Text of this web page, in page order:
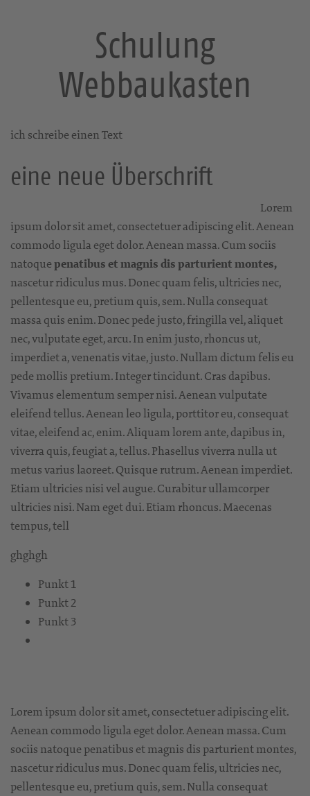
Schulung
Webbaukasten
ich schreibe einen Text
eine neue Überschrift
Lorem
ipsum dolor sit amet, consectetuer adipiscing elit. Aenean
commodo ligula eget dolor. Aenean massa. Cum sociis
natoquepenatibus et magnis dis parturient montes,
nascetur ridiculus mus. Donec quam felis, ultricies nec,
pellentesque eu, pretium quis, sem. Nulla consequat
massa quis enim. Donec pede justo, fringilla vel, aliquet
nec, vulputate eget, arcu. In enim justo, rhoncus ut,
imperdiet a, venenatis vitae, justo. Nullam dictum felis eu
pede mollis pretium. Integer tincidunt. Cras dapibus.
Vivamus elementum semper nisi. Aenean vulputate
eleifend tellus. Aenean leo ligula, porttitor eu, consequat
vitae, eleifend ac, enim. Aliquam lorem ante, dapibus in,
viverra quis, feugiat a, tellus. Phasellus viverra nulla ut
metus varius laoreet. Quisque rutrum. Aenean imperdiet.
Etiam ultricies nisi vel augue. Curabitur ullamcorper
ultricies nisi. Nam eget dui. Etiam rhoncus. Maecenas
tempus, tell
ghghgh
Punkt 1
Punkt 2
Punkt 3
Lorem ipsum dolor sit amet, consectetuer adipiscing elit.
Aenean commodo ligula eget dolor. Aenean massa. Cum
sociis natoque penatibus et magnis dis parturient montes,
nascetur ridiculus mus. Donec quam felis, ultricies nec,
pellentesque eu, pretium quis, sem. Nulla consequat